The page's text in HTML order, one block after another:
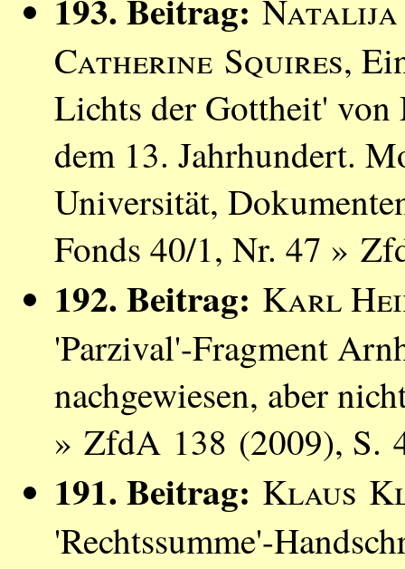
Natalija
Catherine Squires,
Lichts der Gottheit'
dem 13. Jahrhundert.
Universität,
Fonds 40/1, Nr. 47 »
192. Beitrag: Karl
'Parzival'-Fragment
nachgewiesen, aber
» ZfdA 138 (2009), S.
191. Beitrag: Klaus
'Rechtssumme'-